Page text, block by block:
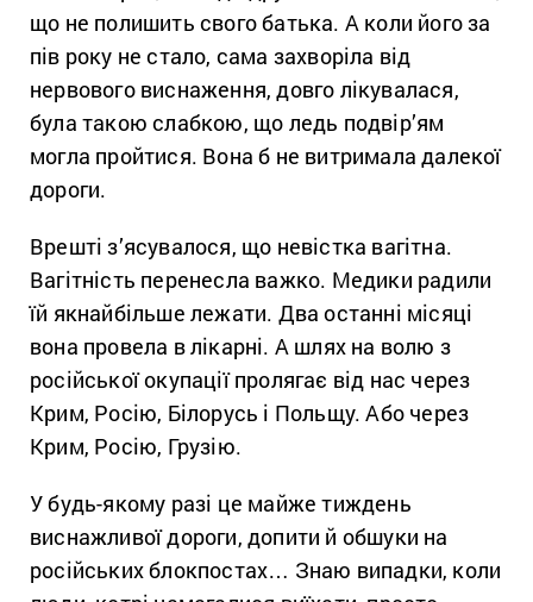
що не полишить свого батька. А коли його за
пів року не стало, сама захворіла від
нервового виснаження, довго лікувалася,
була такою слабкою, що ледь подвір’ям
могла пройтися. Вона б не витримала далекої
дороги.
Врешті з’ясувалося, що невістка вагітна.
Вагітність перенесла важко. Медики радили
їй якнайбільше лежати. Два останні місяці
вона провела в лікарні. А шлях на волю з
російської окупації пролягає від нас через
Крим, Росію, Білорусь і Польщу. Або через
Крим, Росію, Грузію.
У будь-якому разі це майже тиждень
виснажливої дороги, допити й обшуки на
російських блокпостах… Знаю випадки, коли